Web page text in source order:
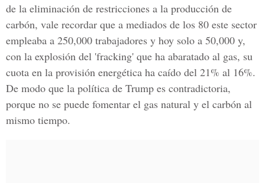
de la eliminación de restricciones a la producción de
carbón, vale recordar que a mediados de los 80 este sector
empleaba a 250,000 trabajadores y hoy solo a 50,000 y,
con la explosión del 'fracking' que ha abaratado al gas, su
cuota en la provisión energética ha caído del 21% al 16%.
De modo que la política de Trump es contradictoria,
porque no se puede fomentar el gas natural y el carbón al
mismo tiempo.